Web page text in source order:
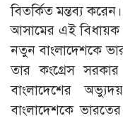
বিতর্কিত মন্তব্য করেন।
আসামের এই বিধায়ক
নতুন বাংলাদেশকে
তার কংগ্রেস
বাংলাদেশের
বাংলাদেশকে